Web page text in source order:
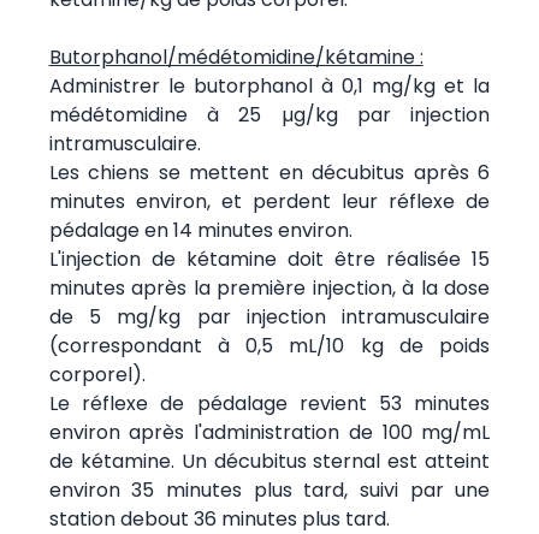
Butorphanol/médétomidine/kétamine :
Administrer le butorphanol à 0,1 mg/kg et la
médétomidine à 25 µg/kg par injection
intramusculaire.
Les chiens se mettent en décubitus après 6
minutes environ, et perdent leur réflexe de
pédalage en 14 minutes environ.
L'injection de kétamine doit être réalisée 15
minutes après la première injection, à la dose
de 5 mg/kg par injection intramusculaire
(correspondant à 0,5 mL/10 kg de poids
corporel).
Le réflexe de pédalage revient 53 minutes
environ après l'administration de 100 mg/mL
de kétamine. Un décubitus sternal est atteint
environ 35 minutes plus tard, suivi par une
station debout 36 minutes plus tard.